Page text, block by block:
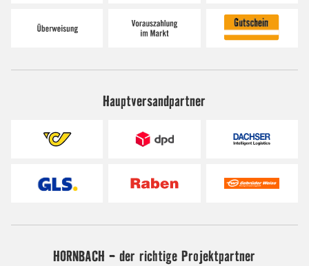
Hauptversandpartner
HORNBACH - der richtige Projektpartner